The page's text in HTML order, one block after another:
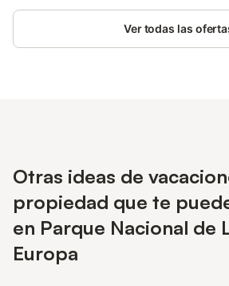
Ver todas las
Otras ideas de
propiedad que te
en Parque Nacional de
Europa